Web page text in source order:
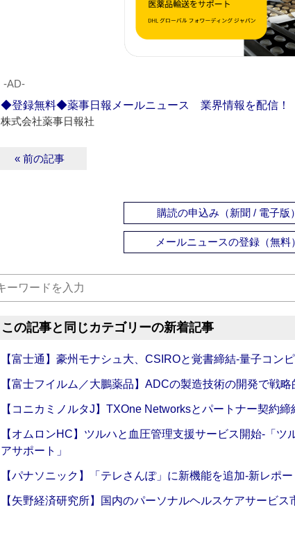
‐AD‐
◆登録無料◆薬事日報メールニュース 業界情報を配信！
株式会社薬事日報社
« 前の記事
購読の申込み（新聞 / 電子版）
メールニュースの登録（無料）
この記事と同じカテゴリーの新着記事
【富士通】豪州モナシュ大、CSIROと覚書締結‐量子コン
【富士フイルム／大鵬薬品】ADCの製造技術の開発で戦
【コニカミノルタJ】TXOne Networksとパートナー契約
【オムロンHC】ツルハと血圧管理支援サービス開始‐「
アサポート」
【パナソニック】「テレさんぽ」に新機能を追加‐新レポ
【矢野経済研究所】国内のパーソナルヘルスケアサービス